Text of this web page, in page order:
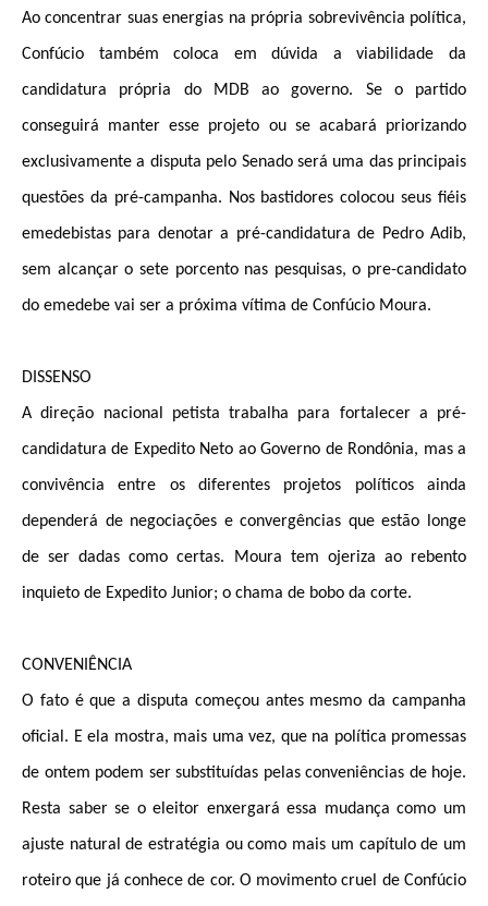
Ao concentrar suas energias na própria sobrevivência política,
Confúcio também coloca em dúvida a viabilidade da
candidatura própria do MDB ao governo. Se o partido
conseguirá manter esse projeto ou se acabará priorizando
exclusivamente a disputa pelo Senado será uma das principais
questões da pré-campanha. Nos bastidores colocou seus fiéis
emedebistas para denotar a pré-candidatura de Pedro Adib,
sem alcançar o sete porcento nas pesquisas, o pre-candidato
do emedebe vai ser a próxima vítima de Confúcio Moura.
DISSENSO
A direção nacional petista trabalha para fortalecer a pré-
candidatura de Expedito Neto ao Governo de Rondônia, mas a
convivência entre os diferentes projetos políticos ainda
dependerá de negociações e convergências que estão longe
de ser dadas como certas. Moura tem ojeriza ao rebento
inquieto de Expedito Junior; o chama de bobo da corte.
CONVENIÊNCIA
O fato é que a disputa começou antes mesmo da campanha
oficial. E ela mostra, mais uma vez, que na política promessas
de ontem podem ser substituídas pelas conveniências de hoje.
Resta saber se o eleitor enxergará essa mudança como um
ajuste natural de estratégia ou como mais um capítulo de um
roteiro que já conhece de cor. O movimento cruel de Confúcio